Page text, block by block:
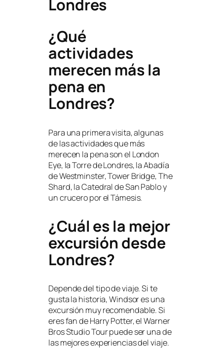
Londres
¿Qué
actividades
merecen más la
pena en
Londres?
Para una primera visita, algunas
de las actividades que más
merecen la pena son el London
Eye, la Torre de Londres, la Abadía
de Westminster, Tower Bridge, The
Shard, la Catedral de San Pablo y
un crucero por el Támesis.
¿Cuál es la mejor
excursión desde
Londres?
Depende del tipo de viaje. Si te
gusta la historia, Windsor es una
excursión muy recomendable. Si
eres fan de Harry Potter, el Warner
Bros Studio Tour puede ser una de
las mejores experiencias del viaje.